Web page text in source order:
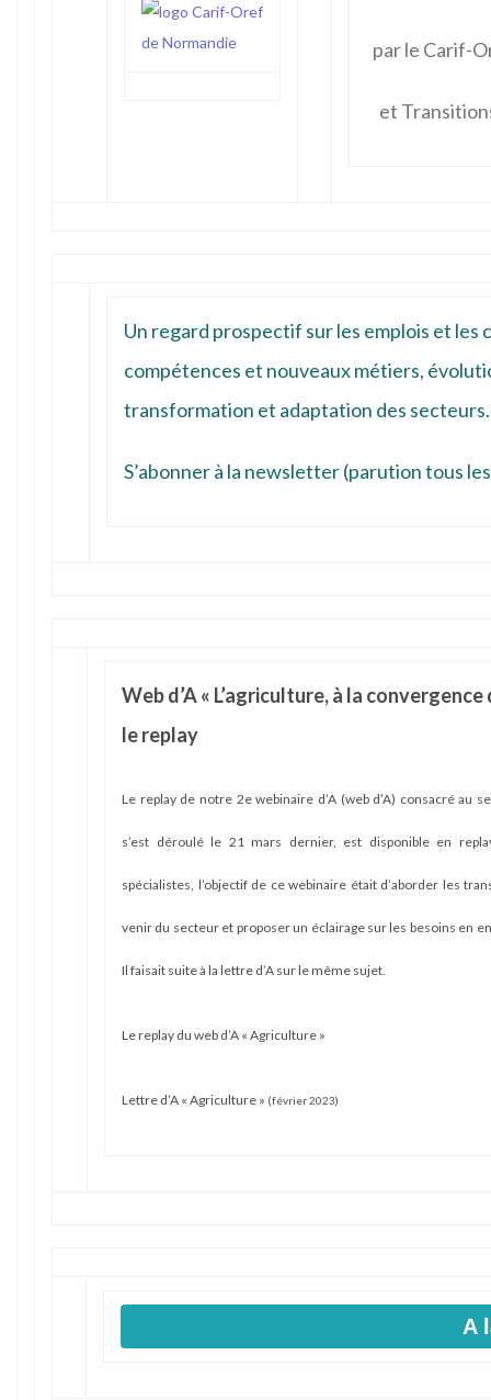
par le Carif-
et
Un regard prospectif sur les emplois et les
compétences et nouveaux métiers,
transformation et adaptation des
S’abonner à la newsletter(parution tous
Web d’A « L’agriculture, à la
le replay
Le replay de notre 2e webinaire d’A (web d’A) consacré au
s’est déroulé le 21 mars dernier, est disponible en
spécialistes, l’objectif de ce webinaire était d’aborder les
venir du secteur et proposer un éclairage sur les besoins en
Il faisait suite à la lettre d’A sur le même sujet.
Le replay du web d’A « Agriculture »
Lettre d’A « Agriculture » (février 2023)
A